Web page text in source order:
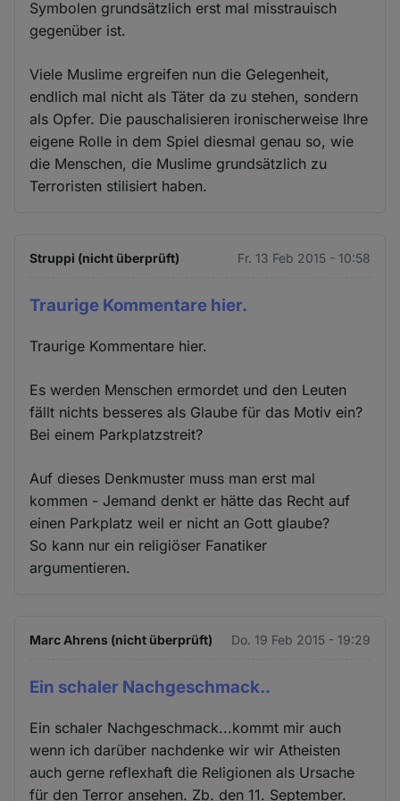
Symbolen grundsätzlich erst mal misstrauisch
gegenüber ist.
Viele Muslime ergreifen nun die Gelegenheit,
endlich mal nicht als Täter da zu stehen, sondern
als Opfer. Die pauschalisieren ironischerweise Ihre
eigene Rolle in dem Spiel diesmal genau so, wie
die Menschen, die Muslime grundsätzlich zu
Terroristen stilisiert haben.
Struppi (nicht überprüft) Fr. 13 Feb 2015 - 10:58
Traurige Kommentare hier.
Traurige Kommentare hier.
Es werden Menschen ermordet und den Leuten
fällt nichts besseres als Glaube für das Motiv ein?
Bei einem Parkplatzstreit?
Auf dieses Denkmuster muss man erst mal
kommen - Jemand denkt er hätte das Recht auf
einen Parkplatz weil er nicht an Gott glaube?
So kann nur ein religiöser Fanatiker
argumentieren.
Marc Ahrens (nicht überprüft) Do. 19 Feb 2015 - 19:29
Ein schaler Nachgeschmack..
Ein schaler Nachgeschmack...kommt mir auch
wenn ich darüber nachdenke wir wir Atheisten
auch gerne reflexhaft die Religionen als Ursache
für den Terror ansehen. Zb. den 11. September.